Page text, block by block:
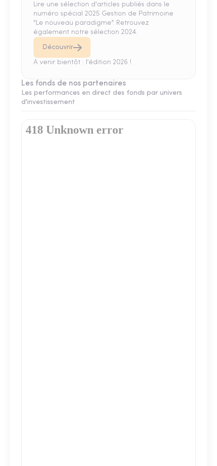
Lire une sélection d'articles publiés dans le
numéro spécial 2025 Gestion de Patrimoine
"Le nouveau paradigme". Retrouvez
également notre sélection 2024.
Découvrir
A venir bientôt : l'édition 2026 !
Les fonds de nos partenaires
Les performances en direct des fonds par univers
d'investissement